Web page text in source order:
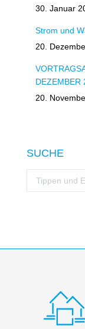
30. Januar
Strom und
20.
DEZEMBER
20.
SUCHE
Search: